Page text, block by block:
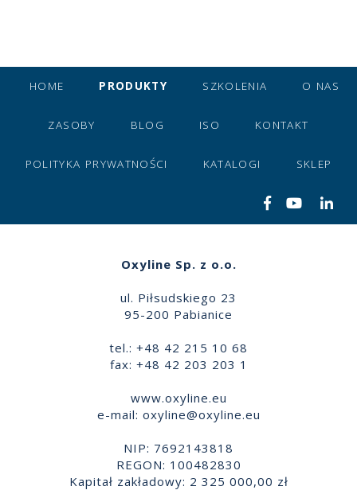
HOME PRODUKTY SZKOLENIA O NAS
ZASOBY BLOG ISO KONTAKT
POLITYKA PRYWATNOŚCI KATALOGI SKLEP
Oxyline Sp. z o.o.
ul. Piłsudskiego 23
95-200 Pabianice
tel.: +48 42 215 10 68
fax: +48 42 203 203 1
www.oxyline.eu
e-mail: oxyline@oxyline.eu
NIP: 7692143818
REGON: 100482830
Kapitał zakładowy: 2 325 000,00 zł